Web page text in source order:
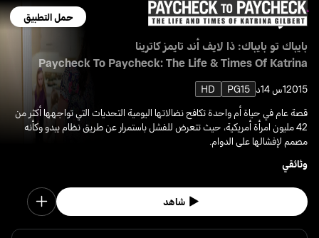
حمل التطبيق
بايباك تو بايباك: ذا لايف أند تايمز كاترينا
Paycheck To Paycheck: The Life & Times Of Katrina
20151س 14د PG15
HD
قصة عام في حياة أم واحدة تكافح نضالاتها اليومية التحديات التي تواجهها أكثر من
42 مليون امرأة أمريكية، حيث تتعرض للفشل باستمرار عن طريق نظام يبدو وكأنه
مصمم لإفشالها على الدوام.
وثائقي
شاهد